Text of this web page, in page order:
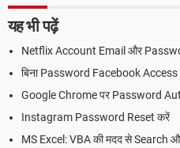
यह भी पढ़ें
Netflix Account Email और
बिना Password Facebook
Google Chrome पर Password
Instagram Password Reset करें
MS Excel: VBA की मदद से Search